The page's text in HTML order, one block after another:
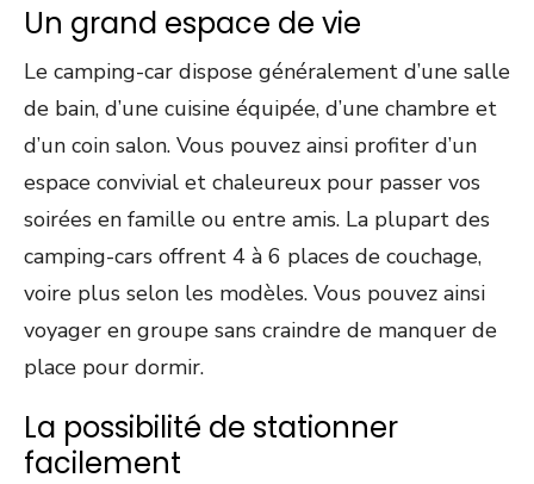
Un grand espace de vie
Le camping-car dispose généralement d’une salle
de bain, d’une cuisine équipée, d’une chambre et
d’un coin salon. Vous pouvez ainsi profiter d’un
espace convivial et chaleureux pour passer vos
soirées en famille ou entre amis. La plupart des
camping-cars offrent 4 à 6 places de couchage,
voire plus selon les modèles. Vous pouvez ainsi
voyager en groupe sans craindre de manquer de
place pour dormir.
La possibilité de stationner
facilement